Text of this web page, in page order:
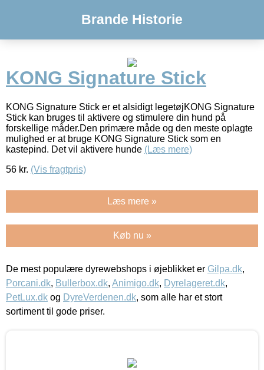
Brande Historie
KONG Signature Stick
KONG Signature Stick er et alsidigt legetøjKONG Signature
Stick kan bruges til aktivere og stimulere din hund på
forskellige måder.Den primære måde og den meste oplagte
mulighed er at bruge KONG Signature Stick som en
kastepind. Det vil aktivere hunde (Læs mere)
56 kr. (Vis fragtpris)
Læs mere »
Køb nu »
De mest populære dyrewebshops i øjeblikket er Gilpa.dk,
Porcani.dk, Bullerbox.dk, Animigo.dk, Dyrelageret.dk,
PetLux.dk og DyreVerdenen.dk, som alle har et stort
sortiment til gode priser.